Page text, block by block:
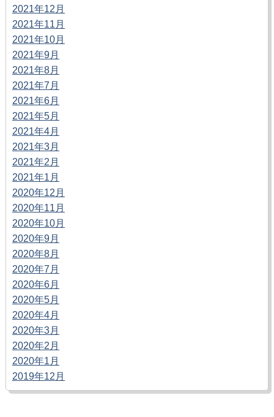
2021年12月
2021年11月
2021年10月
2021年9月
2021年8月
2021年7月
2021年6月
2021年5月
2021年4月
2021年3月
2021年2月
2021年1月
2020年12月
2020年11月
2020年10月
2020年9月
2020年8月
2020年7月
2020年6月
2020年5月
2020年4月
2020年3月
2020年2月
2020年1月
2019年12月